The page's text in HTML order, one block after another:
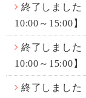
終了しました
10:00～15:00】
終了しました
10:00～15:00】
終了しました